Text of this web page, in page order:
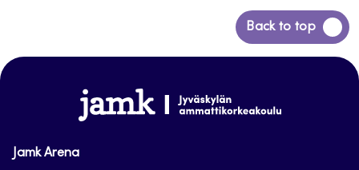
Back to top
Siirry
takaisin
www.jamk.fi
Jamk Arena